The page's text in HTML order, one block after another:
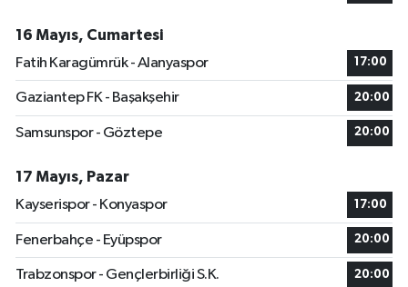
16 Mayıs, Cumartesi
Fatih Karagümrük - Alanyaspor
17:00
Gaziantep FK - Başakşehir 20:00
Samsunspor - Göztepe 20:00
17 Mayıs, Pazar
Kayserispor - Konyaspor
17:00
Fenerbahçe - Eyüpspor 20:00
Trabzonspor - Gençlerbirliği S.K. 20:00